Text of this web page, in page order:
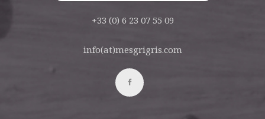
+33 (0) 6 23 07 55 09
info(at)mesgrigris.com